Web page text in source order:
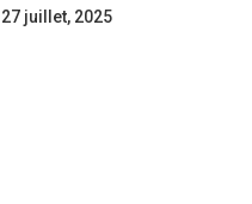
27 juillet, 2025